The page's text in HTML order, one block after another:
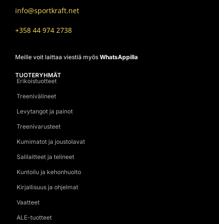
info@sportkraft.net
+358 44 974 2738
Meille voit laittaa viestiä myös WhatsAppilla
TUOTERYHMÄT
Erikoistuotteet
Treenivälineet
Levytangot ja painot
Treenivarusteet
Kumimatot ja joustolavat
Salilaitteet ja telineet
Kuntoilu ja kehonhuolto
Kirjallisuus ja ohjelmat
Vaatteet
ALE-tuotteet